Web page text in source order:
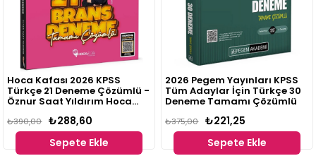
Hoca Kafası 2026 KPSS
Türkçe 21 Deneme Çözümlü -
Öznur Saat Yıldırım Hoca
₺288,60
₺390,00
Sepete Ekle
2026 Pegem Yayınları KPSS
Tüm Adaylar İçin Türkçe 30
Deneme Tamamı Çözümlü
₺221,25
₺375,00
Sepete Ekle